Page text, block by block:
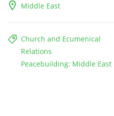
Middle East
Church and Ecumenical
Relations
Peacebuilding: Middle East